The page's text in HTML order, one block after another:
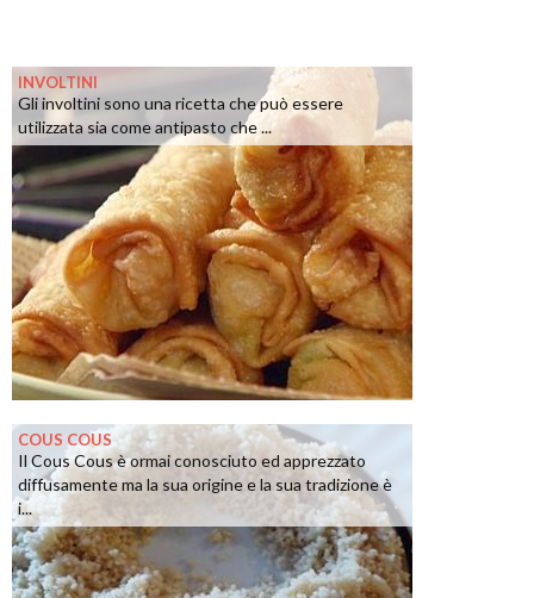
INVOLTINI
Gli involtini sono una ricetta che può essere
utilizzata sia come antipasto che ...
COUS COUS
Il Cous Cous è ormai conosciuto ed apprezzato
diffusamente ma la sua origine e la sua tradizione è
i...